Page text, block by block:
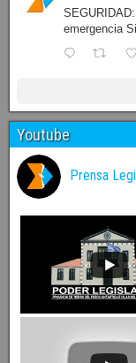
emergencia
Youtube
Prensa